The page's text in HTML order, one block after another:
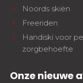
Noords skiën
Freeriden
Handiski voor
zorgbehoefte
Onze nieuwe